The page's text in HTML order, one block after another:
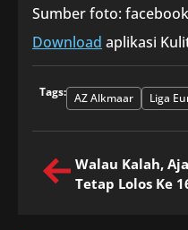
Sumber foto: facebook
Download aplikasi
Tags: AZ Alkmaar Liga
Walau Kalah,
Tetap Lolos Ke